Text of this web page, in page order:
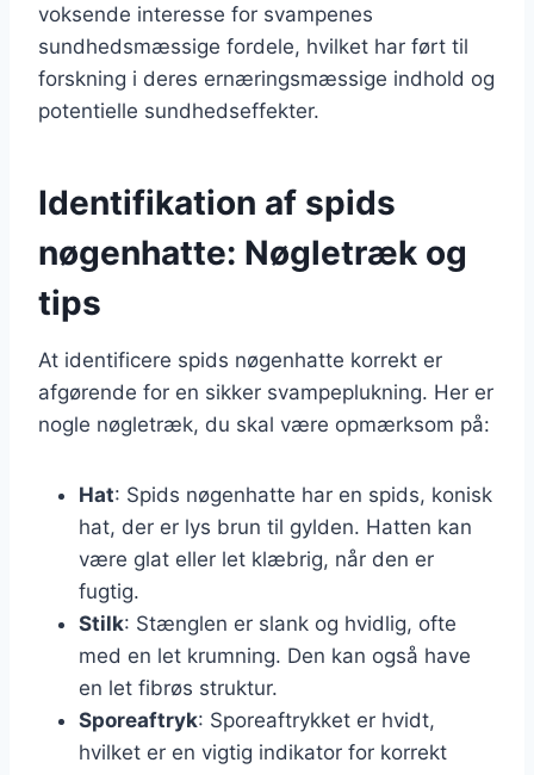
voksende interesse for svampenes
sundhedsmæssige fordele, hvilket har ført til
forskning i deres ernæringsmæssige indhold og
potentielle sundhedseffekter.
Identifikation af spids
nøgenhatte: Nøgletræk og
tips
At identificere spids nøgenhatte korrekt er
afgørende for en sikker svampeplukning. Her er
nogle nøgletræk, du skal være opmærksom på:
Hat: Spids nøgenhatte har en spids, konisk
hat, der er lys brun til gylden. Hatten kan
være glat eller let klæbrig, når den er
fugtig.
Stilk: Stænglen er slank og hvidlig, ofte
med en let krumning. Den kan også have
en let fibrøs struktur.
Sporeaftryk: Sporeaftrykket er hvidt,
hvilket er en vigtig indikator for korrekt